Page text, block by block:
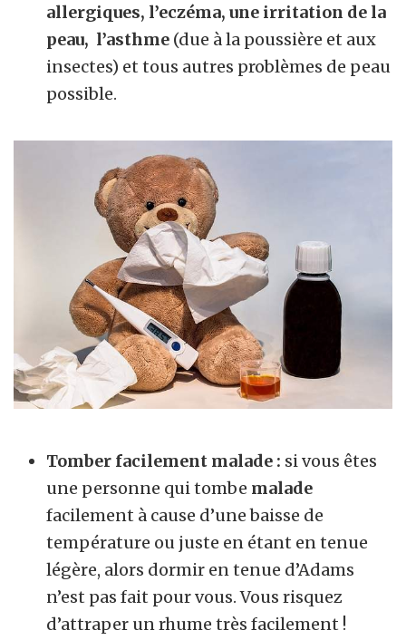
allergiques, l’eczéma, une irritation de la
peau, l’asthme (due à la poussière et aux
insectes) et tous autres problèmes de peau
possible.
Tomber facilement malade : si vous êtes
une personne qui tombe malade
facilement à cause d’une baisse de
température ou juste en étant en tenue
légère, alors dormir en tenue d’Adams
n’est pas fait pour vous. Vous risquez
d’attraper un rhume très facilement !